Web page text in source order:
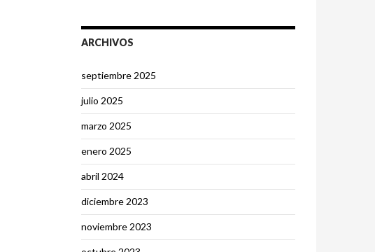
ARCHIVOS
septiembre 2025
julio 2025
marzo 2025
enero 2025
abril 2024
diciembre 2023
noviembre 2023